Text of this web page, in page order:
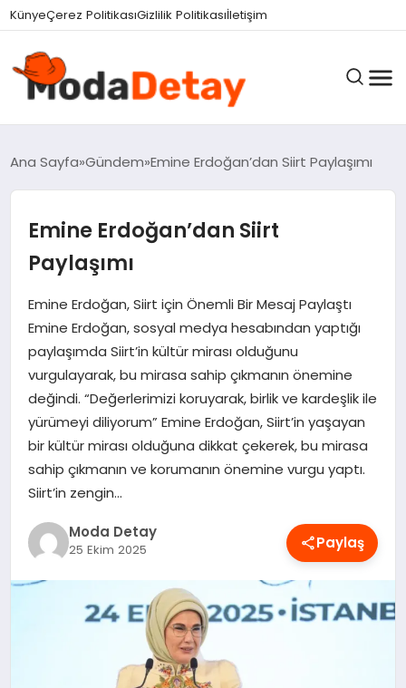
KünyeÇerez PolitikasıGizlilik Politikasıİletişim
GÜNDEM
DÜNYA
EKONOMI
MAGAZIN
SAĞLIK
SPOR
Ana Sayfa Gündem Emine Erdoğan’dan Siirt Paylaşımı
Emine Erdoğan’dan Siirt
Paylaşımı
Emine Erdoğan, Siirt için Önemli Bir Mesaj Paylaştı
Emine Erdoğan, sosyal medya hesabından yaptığı
paylaşımda Siirt’in kültür mirası olduğunu
vurgulayarak, bu mirasa sahip çıkmanın önemine
değindi. “Değerlerimizi koruyarak, birlik ve kardeşlik ile
yürümeyi diliyorum” Emine Erdoğan, Siirt’in yaşayan
bir kültür mirası olduğuna dikkat çekerek, bu mirasa
sahip çıkmanın ve korumanın önemine vurgu yaptı.
Siirt’in zengin…
Moda Detay
25 Ekim 2025 Paylaş